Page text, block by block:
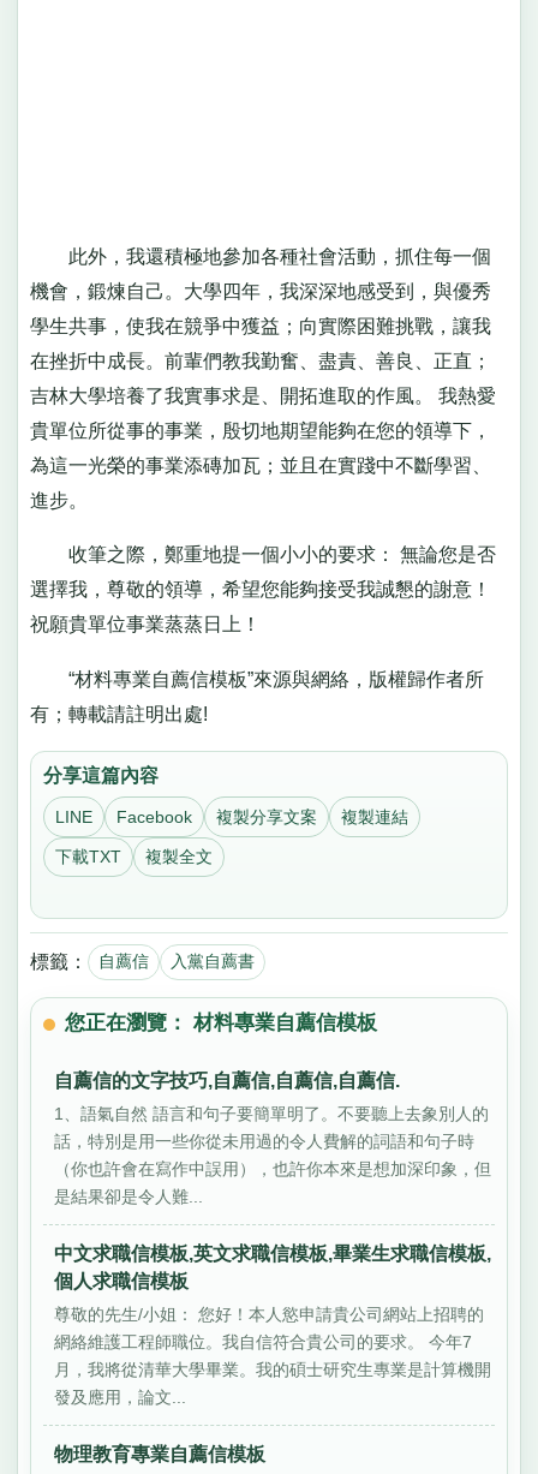
此外，我還積極地參加各種社會活動，抓住每一個
機會，鍛煉自己。大學四年，我深深地感受到，與優秀
學生共事，使我在競爭中獲益；向實際困難挑戰，讓我
在挫折中成長。前輩們教我勤奮、盡責、善良、正直；
吉林大學培養了我實事求是、開拓進取的作風。 我熱愛
貴單位所從事的事業，殷切地期望能夠在您的領導下，
為這一光榮的事業添磚加瓦；並且在實踐中不斷學習、
進步。
收筆之際，鄭重地提一個小小的要求： 無論您是否
選擇我，尊敬的領導，希望您能夠接受我誠懇的謝意！
祝願貴單位事業蒸蒸日上！
“材料專業自薦信模板”來源與網絡，版權歸作者所
有；轉載請註明出處!
分享這篇內容
LINE Facebook 複製分享文案 複製連結
下載TXT 複製全文
標籤： 自薦信 入黨自薦書
您正在瀏覽： 材料專業自薦信模板
自薦信的文字技巧,自薦信,自薦信,自薦信.
1、語氣自然 語言和句子要簡單明了。不要聽上去象別人的
話，特別是用一些你從未用過的令人費解的詞語和句子時
（你也許會在寫作中誤用），也許你本來是想加深印象，但
是結果卻是令人難...
中文求職信模板,英文求職信模板,畢業生求職信模板,
個人求職信模板
尊敬的先生/小姐： 您好！本人慾申請貴公司網站上招聘的
網絡維護工程師職位。我自信符合貴公司的要求。 今年7
月，我將從清華大學畢業。我的碩士研究生專業是計算機開
發及應用，論文...
物理教育專業自薦信模板